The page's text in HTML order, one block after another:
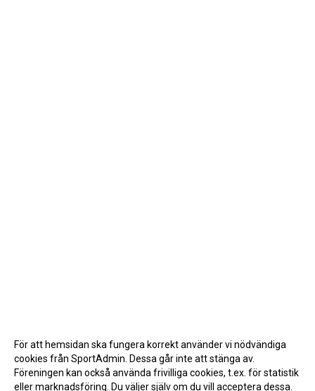
För att hemsidan ska fungera korrekt använder vi nödvändiga
cookies från SportAdmin. Dessa går inte att stänga av.
Föreningen kan också använda frivilliga cookies, t.ex. för statistik
eller marknadsföring. Du väljer själv om du vill acceptera dessa.